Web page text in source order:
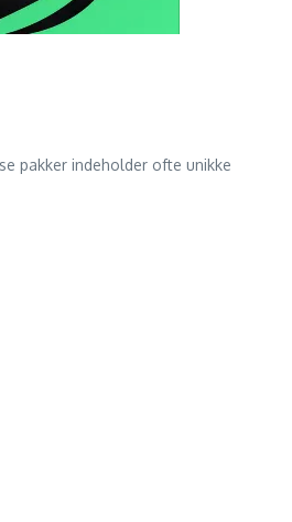
pakker indeholder ofte unikke